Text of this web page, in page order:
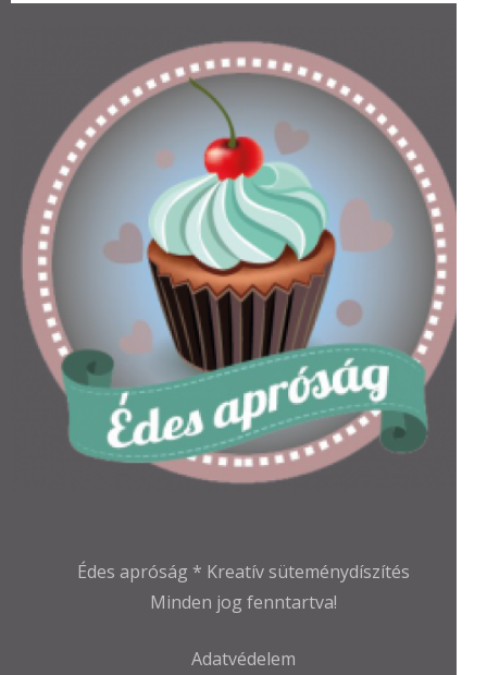
Édes apróság * Kreatív süteménydíszítés
Minden jog fenntartva!
Adatvédelem